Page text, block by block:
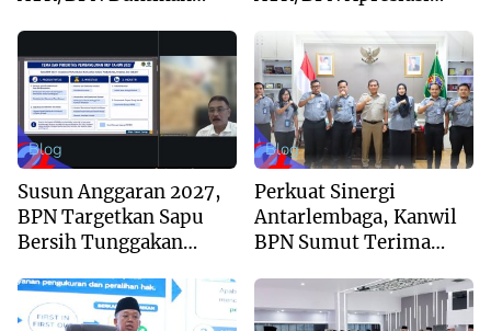
Buddha Tzu Chi dan
Aguan
Blog
Susun Anggaran 2027,
BPN Targetkan Sapu
Bersih Tunggakan
Kepastian Waktu
Layanan
Blog
Perkuat Sinergi
Antarlembaga, Kanwil
BPN Sumut Terima
Peninggalan